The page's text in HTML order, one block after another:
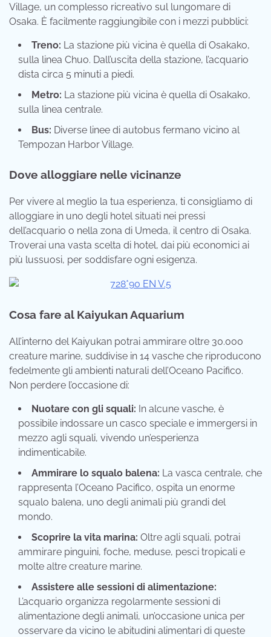
Village, un complesso ricreativo sul lungomare di
Osaka. È facilmente raggiungibile con i mezzi pubblici:
Treno: La stazione più vicina è quella di Osakako,
sulla linea Chuo. Dall’uscita della stazione, l’acquario
dista circa 5 minuti a piedi.
Metro: La stazione più vicina è quella di Osakako,
sulla linea centrale.
Bus: Diverse linee di autobus fermano vicino al
Tempozan Harbor Village.
Dove alloggiare nelle vicinanze
Per vivere al meglio la tua esperienza, ti consigliamo di
alloggiare in uno degli hotel situati nei pressi
dell’acquario o nella zona di Umeda, il centro di Osaka.
Troverai una vasta scelta di hotel, dai più economici ai
più lussuosi, per soddisfare ogni esigenza.
Cosa fare al Kaiyukan Aquarium
All’interno del Kaiyukan potrai ammirare oltre 30.000
creature marine, suddivise in 14 vasche che riproducono
fedelmente gli ambienti naturali dell’Oceano Pacifico.
Non perdere l’occasione di:
Nuotare con gli squali: In alcune vasche, è
possibile indossare un casco speciale e immergersi in
mezzo agli squali, vivendo un’esperienza
indimenticabile.
Ammirare lo squalo balena: La vasca centrale, che
rappresenta l’Oceano Pacifico, ospita un enorme
squalo balena, uno degli animali più grandi del
mondo.
Scoprire la vita marina: Oltre agli squali, potrai
ammirare pinguini, foche, meduse, pesci tropicali e
molte altre creature marine.
Assistere alle sessioni di alimentazione:
L’acquario organizza regolarmente sessioni di
alimentazione degli animali, un’occasione unica per
osservare da vicino le abitudini alimentari di queste